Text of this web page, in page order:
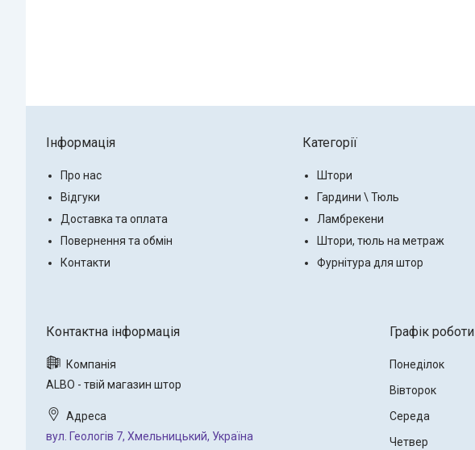
Інформація
Про нас
Відгуки
Доставка та оплата
Повернення та обмін
Контакти
Категорії
Штори
Гардини \ Тюль
Ламбрекени
Штори, тюль на метраж
Фурнітура для штор
ALBO - твій магазин штор
вул. Геологів 7, Хмельницький, Україна
Графік роботи
Понеділок
Вівторок
Середа
Четвер